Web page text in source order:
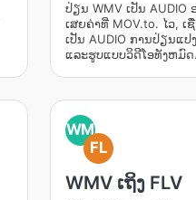
ປ່ຽນ WMV ເປັນ AUDIO
ເສຍຄ່າທີ່ MOV.to. ໄວ, ເ
ເປັນ AUDIO ການປ່ຽນແປ
ແລະຮູບແບບວິດີໂອທັງຫມົດ.
WM
FL
WMV ເຖິງ FLV